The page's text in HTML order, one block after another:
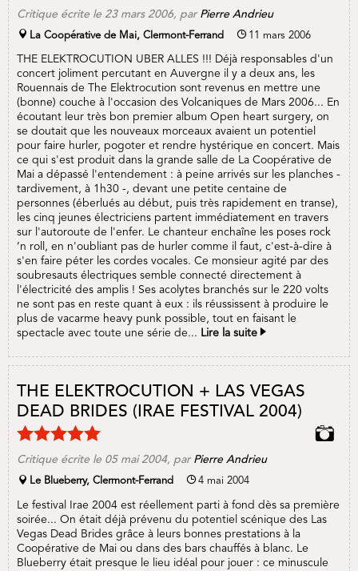
Critique écrite le 23 mars 2006, par Pierre Andrieu
La Coopérative de Mai, Clermont-Ferrand 11 mars 2006
THE ELEKTROCUTION UBER ALLES !!! Déjà responsables d'un
concert joliment percutant en Auvergne il y a deux ans, les
Rouennais de The Elektrocution sont revenus en mettre une
(bonne) couche à l'occasion des Volcaniques de Mars 2006... En
écoutant leur très bon premier album Open heart surgery, on
se doutait que les nouveaux morceaux avaient un potentiel
pour faire hurler, pogoter et rendre hystérique en concert. Mais
ce qui s'est produit dans la grande salle de La Coopérative de
Mai a dépassé l'entendement : à peine arrivés sur les planches -
tardivement, à 1h30 -, devant une petite centaine de
personnes (éberlués au début, puis très rapidement en transe),
les cinq jeunes électriciens partent immédiatement en travers
sur l'autoroute de l'enfer. Le chanteur enchaîne les poses rock
‘n roll, en n'oubliant pas de hurler comme il faut, c'est-à-dire à
s'en faire péter les cordes vocales. Ce monsieur agité par des
soubresauts électriques semble connecté directement à
l'électricité des amplis ! Ses acolytes branchés sur le 220 volts
ne sont pas en reste quant à eux : ils réussissent à produire le
plus de vacarme heavy punk possible, tout en faisant le
spectacle avec toute une série de... Lire la suite
THE ELEKTROCUTION + LAS VEGAS
DEAD BRIDES (IRAE FESTIVAL 2004)
Critique écrite le 05 mai 2004, par Pierre Andrieu
Le Blueberry, Clermont-Ferrand 4 mai 2004
Le festival Irae 2004 est réellement parti à fond dès sa première
soirée... On était déjà prévenu du potentiel scénique des Las
Vegas Dead Brides grâce à leurs bonnes prestations à la
Coopérative de Mai ou dans des bars chauffés à blanc. Le
Blueberry était presque le lieu idéal pour jouer : ce minuscule